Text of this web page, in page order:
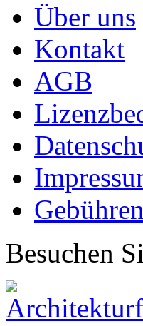
Über uns
Kontakt
AGB
Besuchen